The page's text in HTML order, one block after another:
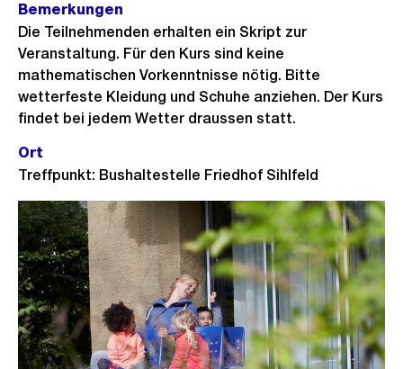
Bemerkungen
Die Teilnehmenden erhalten ein Skript zur
Veranstaltung. Für den Kurs sind keine
mathematischen Vorkenntnisse nötig. Bitte
wetterfeste Kleidung und Schuhe anziehen. Der Kurs
findet bei jedem Wetter draussen statt.
Ort
Treffpunkt: Bushaltestelle Friedhof Sihlfeld